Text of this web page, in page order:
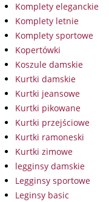
Komplety eleganckie
Komplety letnie
Komplety sportowe
Kopertówki
Koszule damskie
Kurtki damskie
Kurtki jeansowe
Kurtki pikowane
Kurtki przejściowe
Kurtki ramoneski
Kurtki zimowe
legginsy damskie
Legginsy sportowe
Leginsy basic